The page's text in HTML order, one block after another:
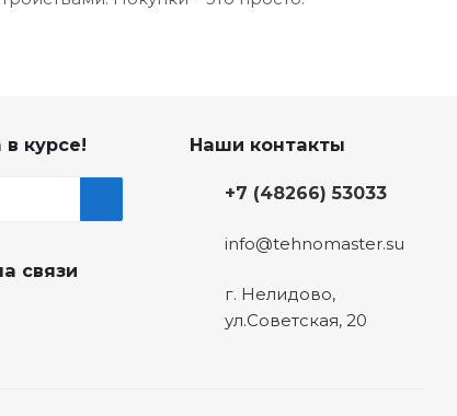
в курсе!
связи
Наши контакты
+7 (48266) 53033
info@tehnomaster.su
г. Нелидово,
ул.Советская, 20